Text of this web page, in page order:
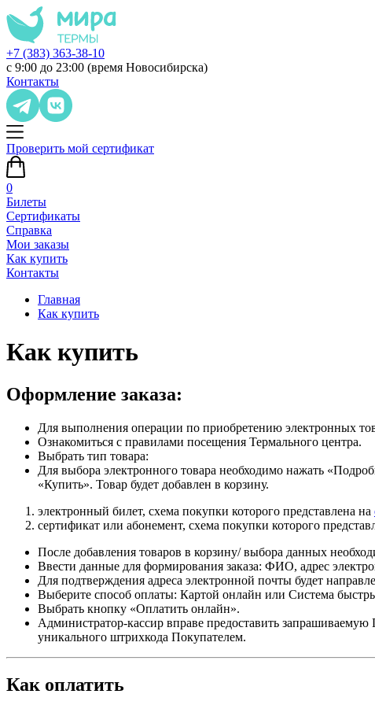
+7 (383) 363-38-10
с 9:00 до 23:00 (время Новосибирска)
Контакты
Проверить мой сертификат
0
Билеты
Сертификаты
Справка
Мои заказы
Как купить
Контакты
Главная
Как купить
Как купить
Оформление заказа:
Для выполнения операции по приобретению электронных
Ознакомиться с правилами посещения Термального центра.
Выбрать тип товара:
Для выбора электронного товара необходимо нажать
«Купить». Товар будет добавлен в корзину.
электронный билет, схема покупки которого представлена на
сертификат или абонемент, схема покупки которого
После добавления товаров в корзину/ выбора данных
Ввести данные для формирования заказа: ФИО, адрес
Для подтверждения адреса электронной почты будет
Выберите способ оплаты: Картой онлайн или Система
Выбрать кнопку «Оплатить онлайн».
Администратор-кассир вправе предоставить
уникального штрихкода Покупателем.
Как оплатить